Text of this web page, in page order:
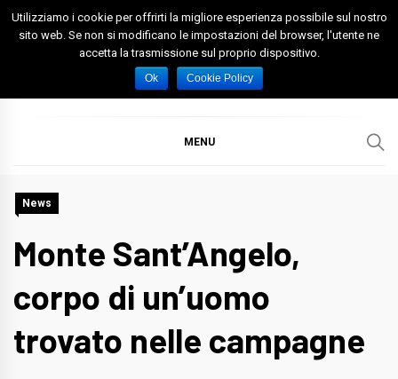
Skip
Spazio Foggia
Foggia News Calcio Eventi e Attività nella Capitanata
MENU
News
Monte Sant’Angelo,
corpo di un’uomo
trovato nelle campagne
Utilizziamo i cookie per offrirti la migliore esperienza possibile sul nostro
sito web. Se non si modificano le impostazioni del browser, l'utente ne
accetta la trasmissione sul proprio dispositivo.
Ok Cookie Policy